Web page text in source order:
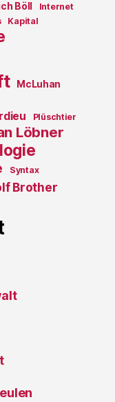
Böll Internet
Kapital
McLuhan
Plüschtier
Löbner
Syntax
Brother